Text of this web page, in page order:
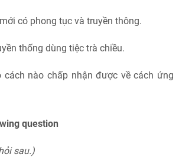
có phong tục và truyền thông.
thống dùng tiệc trà chiều.
cách nào chấp nhận được về cách ứng
question
sau.)